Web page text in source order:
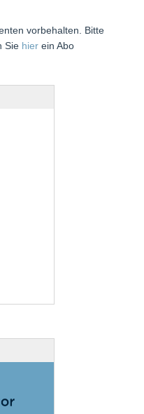
vorbehalten. Bitte
Sie hier ein Abo